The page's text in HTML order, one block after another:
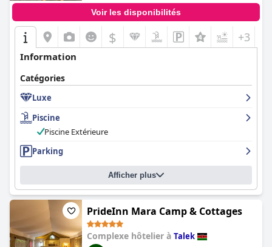
Voir les disponibilités
$ +3
Information
Catégories
Luxe
Piscine
Piscine Extérieure
Parking
Afficher plus
PrideInn Mara Camp & Cottages
Complexe hôtelier à Talek